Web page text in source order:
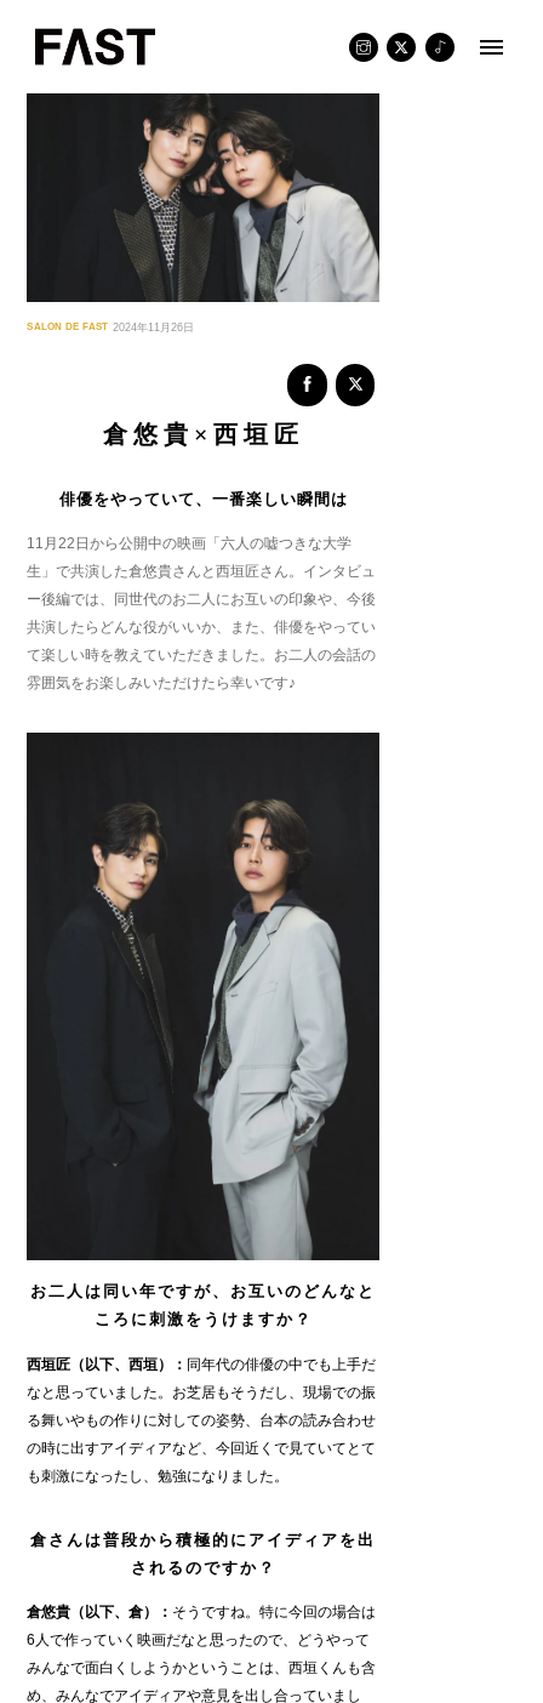
content
SALON DE FAST 2024年11月26日
倉悠貴×西垣匠
俳優をやっていて、一番楽しい瞬間は
11月22日から公開中の映画「六人の嘘つきな大学
生」で共演した倉悠貴さんと西垣匠さん。インタビュ
ー後編では、同世代のお二人にお互いの印象や、今後
共演したらどんな役がいいか、また、俳優をやってい
て楽しい時を教えていただきました。お二人の会話の
雰囲気をお楽しみいただけたら幸いです♪
お二人は同い年ですが、お互いのどんなと
ころに刺激をうけますか？
西垣匠（以下、西垣）： 同年代の俳優の中でも上手だ
なと思っていました。お芝居もそうだし、現場での振
る舞いやもの作りに対しての姿勢、台本の読み合わせ
の時に出すアイディアなど、今回近くで見ていてとて
も刺激になったし、勉強になりました。
倉さんは普段から積極的にアイディアを出
されるのですか？
倉悠貴（以下、倉）： そうですね。特に今回の場合は
6人で作っていく映画だなと思ったので、どうやって
みんなで面白くしようかということは、西垣くんも含
め、みんなでアイディアや意見を出し合っていまし